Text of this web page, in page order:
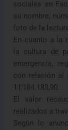
sociales en
su nombre,
foto de la
En cuanto a la
la cultura de
emergencia,
con relación al
11’184.183,90.
El valor
realizados a
Según lo